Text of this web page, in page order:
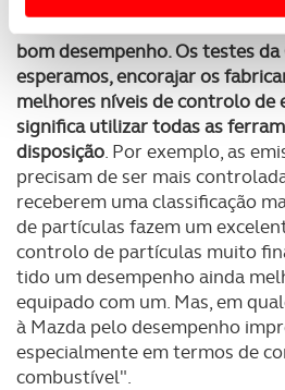
personalizar conteúdos e
funcionalidades de redes sociais,
analisar dados de navegação no
Adicionalmente partilhamos
utilização do nosso site de
parceiros e organizações na UE
O ACP garantirá que as
dados pessoais serão realizadas
consentimento e quando tal se
necessário no contexto dos
bom desempenho. Os testes da
esperamos, encorajar os
melhores níveis de controlo de
significa utilizar todas as
disposição. Por exemplo, as
precisam de ser mais
receberem uma classificação
de partículas fazem um
controlo de partículas muito
tido um desempenho ainda
equipado com um. Mas, em
à Mazda pelo desempenho
especialmente em termos de
combustível".